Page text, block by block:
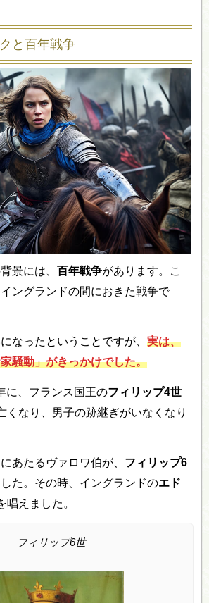
と百年戦争
景には、百年戦争があります。こ
ングランドの間におきた戦争で
なったということですが、実は、
騒動」がきっかけでした。
に、フランス国王のフィリップ4世
くなり、男子の跡継ぎがいなくなり
あたるヴァロワ伯が、 フィリップ6
た。その時、イングランドのエド
唱えました。
フィリップ6世